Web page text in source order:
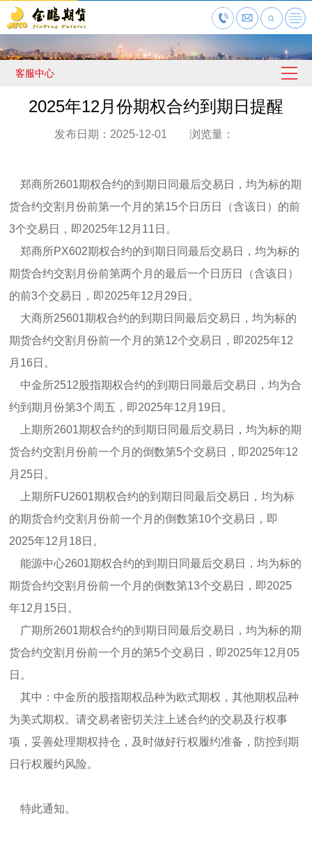
客服中心
2025年12月份期权合约到期日提醒
发布日期：2025-12-01 浏览量：
郑商所2601期权合约的到期日同最后交易日，均为标的期
货合约交割月份前第一个月的第15个日历日（含该日）的前
3个交易日，即2025年12月11日。
郑商所PX602期权合约的到期日同最后交易日，均为标的
期货合约交割月份前第两个月的最后一个日历日（含该日）
的前3个交易日，即2025年12月29日。
大商所25601期权合约的到期日同最后交易日，均为标的
期货合约交割月份前一个月的第12个交易日，即2025年12
月16日。
中金所2512股指期权合约的到期日同最后交易日，均为合
约到期月份第3个周五，即2025年12月19日。
上期所2601期权合约的到期日同最后交易日，均为标的期
货合约交割月份前一个月的倒数第5个交易日，即2025年12
月25日。
上期所FU2601期权合约的到期日同最后交易日，均为标
的期货合约交割月份前一个月的倒数第10个交易日，即
2025年12月18日。
能源中心2601期权合约的到期日同最后交易日，均为标的
期货合约交割月份前一个月的倒数第13个交易日，即2025
年12月15日。
广期所2601期权合约的到期日同最后交易日，均为标的期
货合约交割月份前一个月的第5个交易日，即2025年12月05
日。
其中：中金所的股指期权品种为欧式期权，其他期权品种
为美式期权。请交易者密切关注上述合约的交易及行权事
项，妥善处理期权持仓，及时做好行权履约准备，防控到期
日行权履约风险。
特此通知。